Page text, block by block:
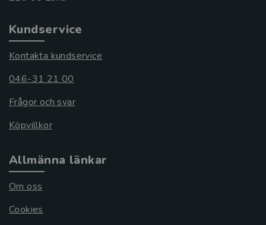
Kundservice
Kontakta kundservice
046-31 21 00
Frågor och svar
Köpvillkor
Allmänna länkar
Om oss
Cookies